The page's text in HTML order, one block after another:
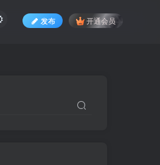
发布 开通会员